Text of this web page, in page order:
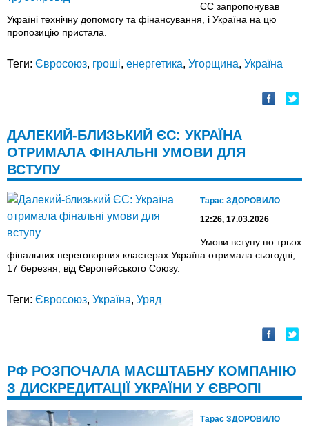
ЄС запропонував
Україні технічну допомогу та фінансування, і Україна на цю
пропозицію пристала.
Теги: Євросоюз, гроші, енергетика, Угорщина, Україна
ДАЛЕКИЙ-БЛИЗЬКИЙ ЄС: УКРАЇНА
ОТРИМАЛА ФІНАЛЬНІ УМОВИ ДЛЯ
ВСТУПУ
Тарас ЗДОРОВИЛО
12:26, 17.03.2026
Умови вступу по трьох
фінальних переговорних кластерах Україна отримала сьогодні,
17 березня, від Європейського Союзу.
Теги: Євросоюз, Україна, Уряд
РФ РОЗПОЧАЛА МАСШТАБНУ КОМПАНІЮ
З ДИСКРЕДИТАЦІЇ УКРАЇНИ У ЄВРОПІ
Тарас ЗДОРОВИЛО